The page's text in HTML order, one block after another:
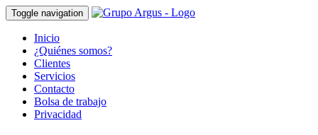
Toggle navigation
Inicio
¿Quiénes somos?
Clientes
Servicios
Contacto
Bolsa de trabajo
Privacidad